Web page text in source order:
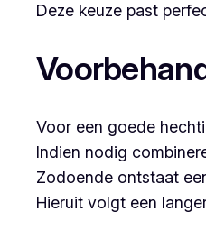
Deze keuze past
Voor een goede
Indien nodig
Zodoende ontstaat
Hieruit volgt een